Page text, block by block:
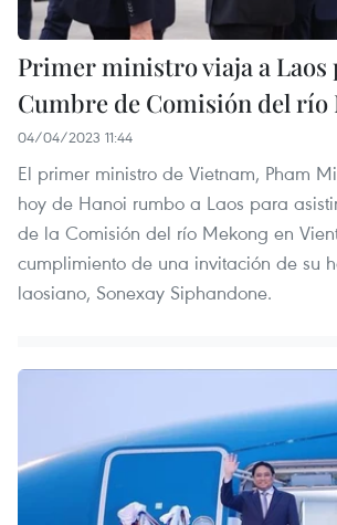
Primer ministro viaja a Laos
Cumbre de Comisión del río
04/04/2023 11:44
El primer ministro de Vietnam, Pham
hoy de Hanoi rumbo a Laos para
de la Comisión del río Mekong en
cumplimiento de una invitación de su
laosiano, Sonexay Siphandone.